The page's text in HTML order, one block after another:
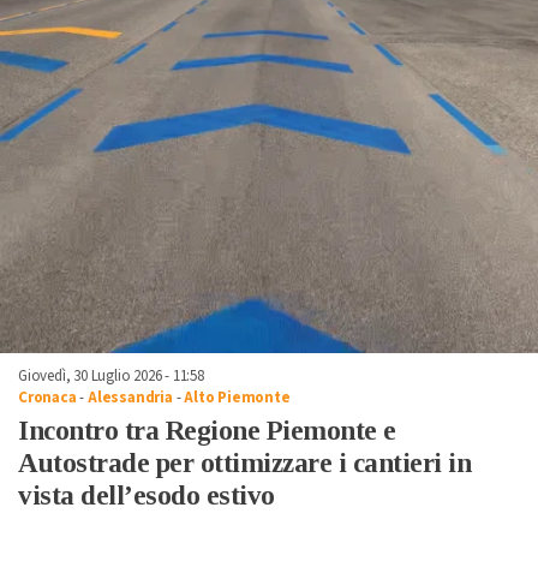
Giovedì, 30 Luglio 2026 - 11:58
Cronaca-Alessandria -Alto Piemonte
Incontro tra Regione Piemonte e
Autostrade per ottimizzare i cantieri in
vista dell’esodo estivo